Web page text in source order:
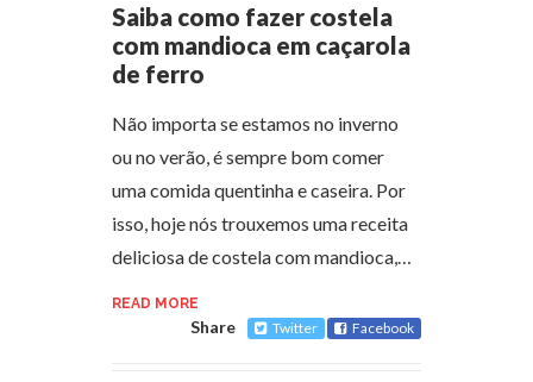
Saiba como fazer costela
com mandioca em caçarola
de ferro
Não importa se estamos no inverno
ou no verão, é sempre bom comer
uma comida quentinha e caseira. Por
isso, hoje nós trouxemos uma receita
deliciosa de costela com mandioca,…
READ MORE
Share Twitter Facebook